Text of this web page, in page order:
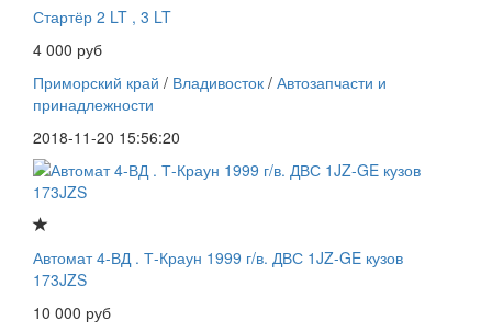
Стартёр 2 LT , 3 LT
4 000 руб
Приморский край / Владивосток / Автозапчасти и
принадлежности
2018-11-20 15:56:20
Автомат 4-ВД . Т-Краун 1999 г/в. ДВС 1JZ-GE кузов
173JZS
10 000 руб